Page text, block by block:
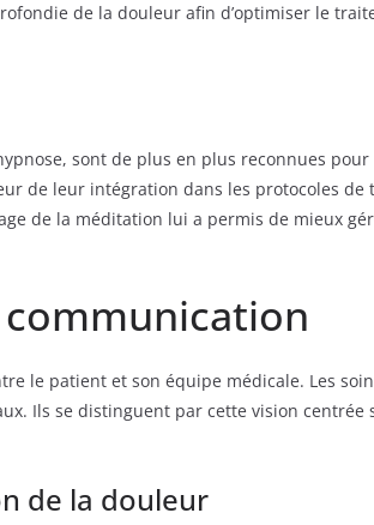
de la douleur afin d’optimiser le
sont de plus en plus reconnues
de leur intégration dans les protocoles
de la méditation lui a permis de mieux
le patient et son équipe médicale. Les
Ils se distinguent par cette vision
de la douleur